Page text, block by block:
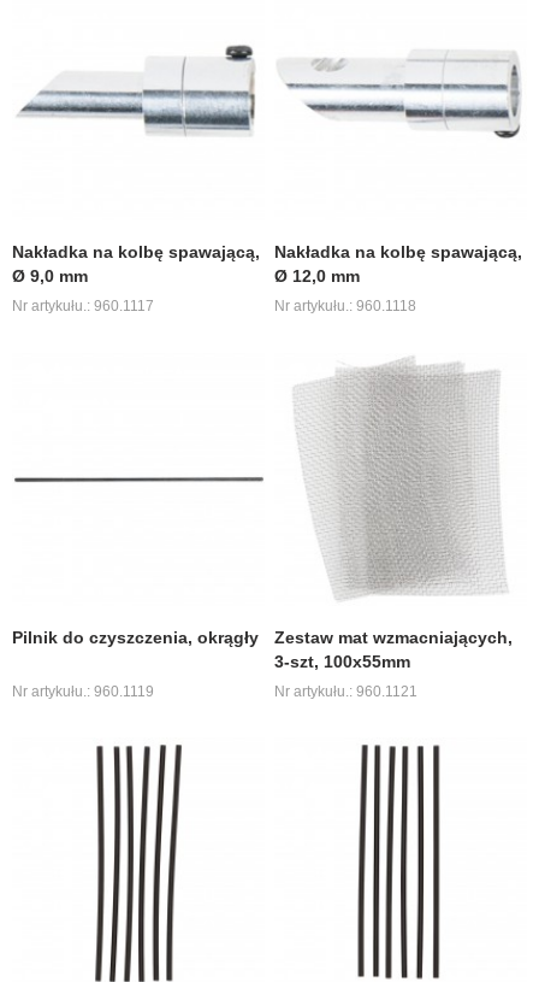
Nakładka na kolbę spawającą,
Ø 9,0 mm
Nr artykułu.: 960.1117
Nakładka na kolbę spawającą,
Ø 12,0 mm
Nr artykułu.: 960.1118
Pilnik do czyszczenia, okrągły
Nr artykułu.: 960.1119
Zestaw mat wzmacniających,
3-szt, 100x55mm
Nr artykułu.: 960.1121